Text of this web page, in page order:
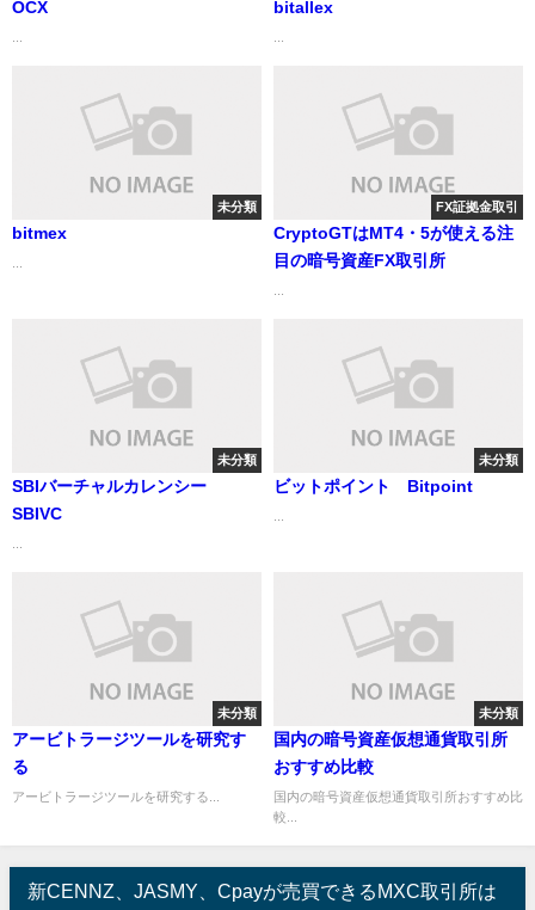
OCX bitallex
未分類
bitmex
FX証拠金取引
CryptoGTはMT4・5が使える注
目の暗号資産FX取引所
未分類
SBIバーチャルカレンシー
SBIVC
未分類
ビットポイント Bitpoint
未分類
アービトラージツールを研究す
る
アービトラージツールを研究する...
未分類
国内の暗号資産仮想通貨取引所
おすすめ比較
国内の暗号資産仮想通貨取引所おすすめ比
較...
新CENNZ、JASMY、Cpayが売買できるMXC取引所は